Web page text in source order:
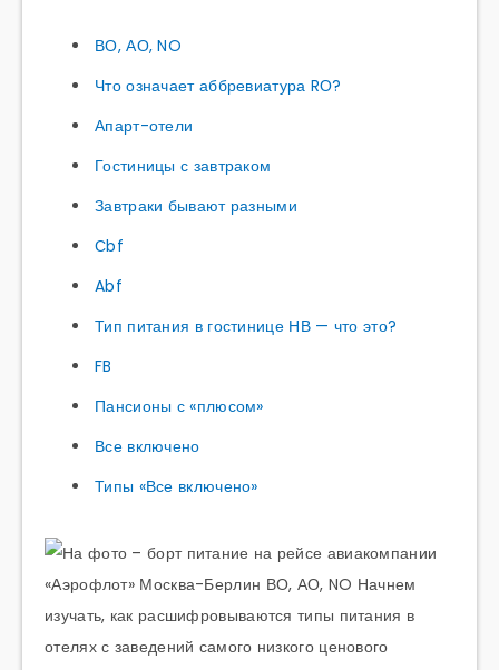
ВО, АО, NO
Что означает аббревиатура RО?
Апарт-отели
Гостиницы с завтраком
Завтраки бывают разными
Сbf
Abf
Тип питания в гостинице НВ — что это?
FB
Пансионы с «плюсом»
Все включено
Типы «Все включено»